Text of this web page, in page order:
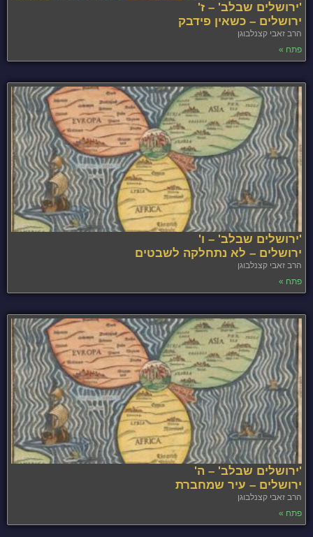
'ירושלים שבלב' – ז'
ירושלים – כשאין פידבק
הרב זאבי קצנלבוגן
פתח »
'ירושלים שבלב' – ו'
ירושלים – לא נתחלקה לשבטים
הרב זאבי קצנלבוגן
פתח »
'ירושלים שבלב' – ה'
ירושלים – עיר שמחברת
הרב זאבי קצנלבוגן
פתח »